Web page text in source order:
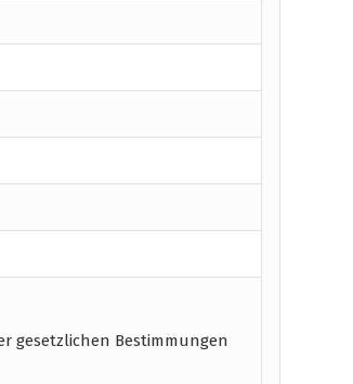
gesetzlichen Bestimmungen